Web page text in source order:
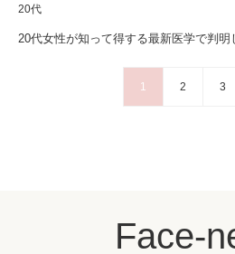
20代
20代女性が知って得する最新医学で判明
1 2 3
Face-